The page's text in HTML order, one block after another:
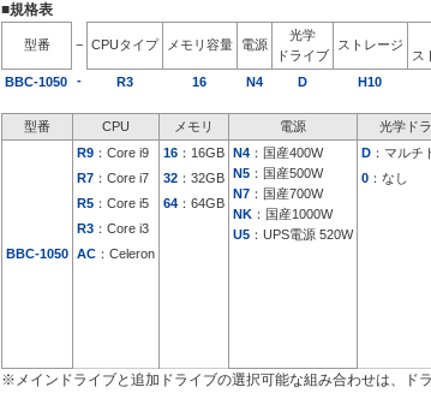
■規格表
型番 − CPUタイプ メモリ容量 電源
光学
ドライブ
ストレージ
ス
BBC-1050 - R3 16 N4 D H10
型番 CPU メモリ 電源 光学ド
BBC-1050
R9 ：Core i9 16 ：16GB N4 ：国産400W
N5 ：国産500W
N7 ：国産700W
NK ：国産1000W
U5 ：UPS電源 520W
D ：マルチ
R7 ：Core i7 32 ：32GB 0 ：なし
R5 ：Core i5 64 ：64GB
R3 ：Core i3
AC ：Celeron
※メインドライブと追加ドライブの選択可能な組み合わせは、ド